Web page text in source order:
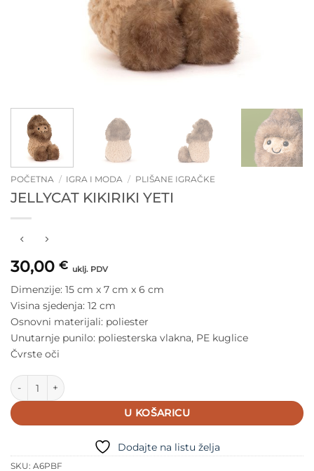
POČETNA / IGRA I MODA / PLIŠANE IGRAČKE
JELLYCAT KIKIRIKI YETI
30,00 € uklj. PDV
Dimenzije: 15 cm x 7 cm x 6 cm
Visina sjedenja: 12 cm
Osnovni materijali: poliester
Unutarnje punilo: poliesterska vlakna, PE kuglice
Čvrste oči
Jellycat kikiriki Yeti količina
U KOŠARICU
Dodajte na listu želja
SKU: A6PBF